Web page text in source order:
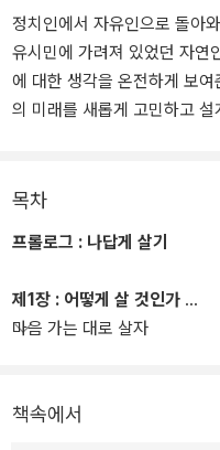
정치인에서 자유인으로 돌아
유시민에 가려져 있었던 자연
에 대한 생각을 온전하게 보
의 미래를 새롭게 고민하고
적 경험과 그에 대한 생각을
태’와 18대 대통령 선거에 이
을 지배했는지 이야기한다. 직
목차
프롤로그 : 나답게 살기
제1장 : 어떻게 살 것인가
마음 가는 대로 살자
책속에서